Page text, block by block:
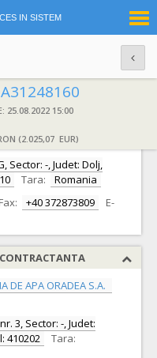
IN SISTEM
25.08.2022 15:00
(2.025,07 EUR)
21250131
Sector: -, Judet: Dolj,
Tara:
Romania
Fax: +40 372873809
E-
DE APA ORADEA S.A.
3, Sector: -, Judet:
410202
Tara: